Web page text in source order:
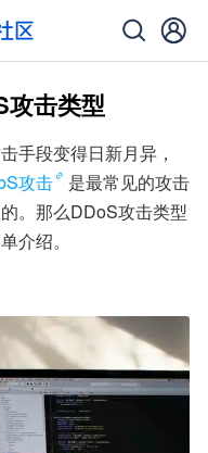
攻击类型
手段变得日新月异，
攻击
是最常见的攻击
。那么DDoS攻击类型
介绍。